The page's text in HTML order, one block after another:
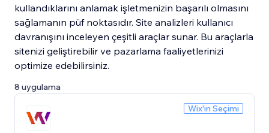
kullandıklarını anlamak işletmenizin başarılı olmasını
sağlamanın püf noktasıdır. Site analizleri kullanıcı
davranışını inceleyen çeşitli araçlar sunar. Bu araçlarla
sitenizi geliştirebilir ve pazarlama faaliyetlerinizi
optimize edebilirsiniz.
8 uygulama
Wix'in Seçimi